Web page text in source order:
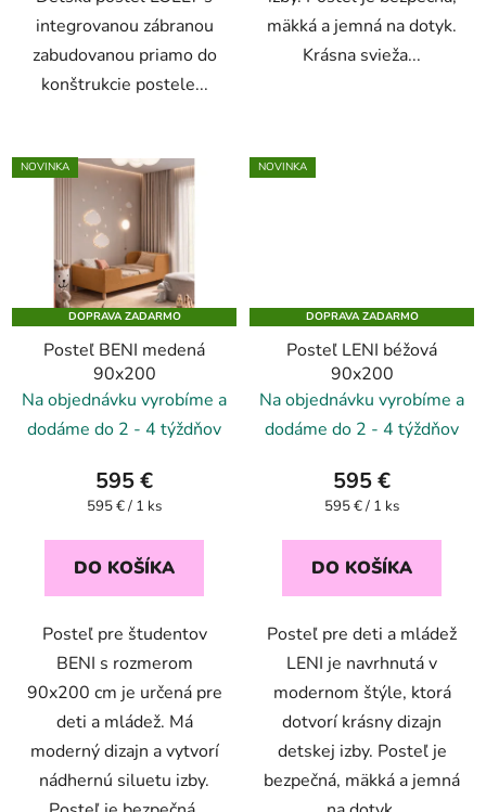
integrovanou zábranou
zabudovanou priamo do
konštrukcie postele...
mäkká a jemná na dotyk.
Krásna svieža...
NOVINKA
DOPRAVA ZADARMO
Posteľ BENI medená
90x200
Na objednávku vyrobíme a
dodáme do 2 - 4 týždňov
595 €
Jednotková
595 € / 1 ks
DO KOŠÍKA
Posteľ pre študentov
BENI s rozmerom
90x200 cm je určená pre
deti a mládež. Má
moderný dizajn a vytvorí
nádhernú siluetu izby.
NOVINKA
DOPRAVA ZADARMO
Posteľ LENI béžová
90x200
Na objednávku vyrobíme a
dodáme do 2 - 4 týždňov
595 €
Jednotková
595 € / 1 ks
DO KOŠÍKA
Posteľ pre deti a mládež
LENI je navrhnutá v
modernom štýle, ktorá
dotvorí krásny dizajn
detskej izby. Posteľ je
bezpečná, mäkká a jemná